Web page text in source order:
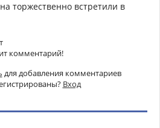
торжественно встретили в
комментарий!
для добавления комментариев
Вход